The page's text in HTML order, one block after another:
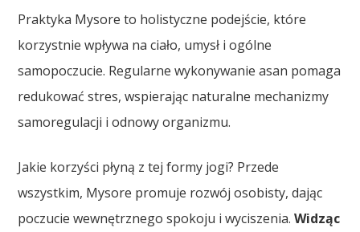
Praktyka Mysore to holistyczne podejście, które
korzystnie wpływa na ciało, umysł i ogólne
samopoczucie. Regularne wykonywanie asan pomaga
redukować stres, wspierając naturalne mechanizmy
samoregulacji i odnowy organizmu.
Jakie korzyści płyną z tej formy jogi? Przede
wszystkim, Mysore promuje rozwój osobisty, dając
poczucie wewnętrznego spokoju i wyciszenia.Widząc